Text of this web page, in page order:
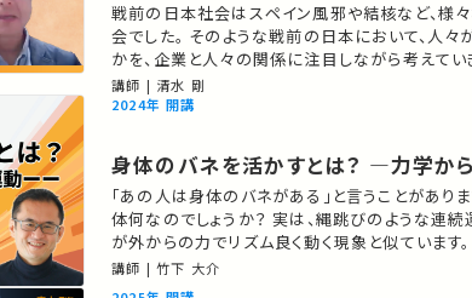
戦前の日本社会はスペイン風邪や結核など、様
会でした。 そのような戦前の日本において、人々
かを、企業と人々の関係に注目しながら考えてい
ロナウイルス感染症を経たわたしたちの社会の
行ければと思います。 講師：清水 剛 ★高校生と大学生のための金曜特別
講師 | 清水 剛
2024年 開講
身体のバネを活かすとは？ ―力学か
「あの人は身体のバネがある」と言うことがあり
体何なのでしょうか？ 実は、縄跳びのような連続
が外からの力でリズム良く動く現象と似ています
から「身体のバネ」がどのように働くのかについて
お話しします。 講師：竹下 大介 ★高校生と大
講師 | 竹下 大介